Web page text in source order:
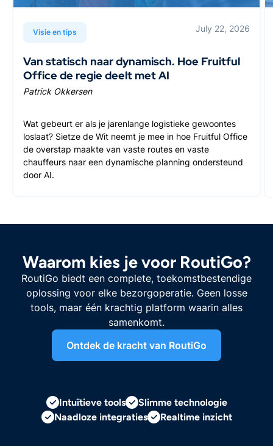
Visie en tips July 22, 2026
Van statisch naar dynamisch. Hoe Fruitful
Office de regie deelt met AI
Patrick Okkersen
Wat gebeurt er als je jarenlange logistieke gewoontes
loslaat? Sietze de Wit neemt je mee in hoe Fruitful Office
de overstap maakte van vaste routes en vaste
chauffeurs naar een dynamische planning ondersteund
door AI.
Waarom kies je voor RoutiGo?
RoutiGo biedt een complete, toekomstbestendige
oplossing voor elke bezorgoperatie. Geen losse
tools, maar één krachtig platform waarin alles
samenkomt.
Ontdek de kracht van RoutiGo
Intuïtieve tools
Slimme technologie
Naadloze integraties
Realtime inzicht